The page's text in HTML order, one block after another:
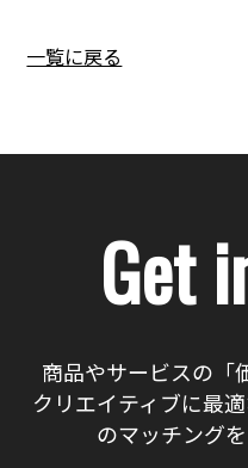
一覧に戻る
Get
商品やサービスの「
クリエイティブに最
のマッチング